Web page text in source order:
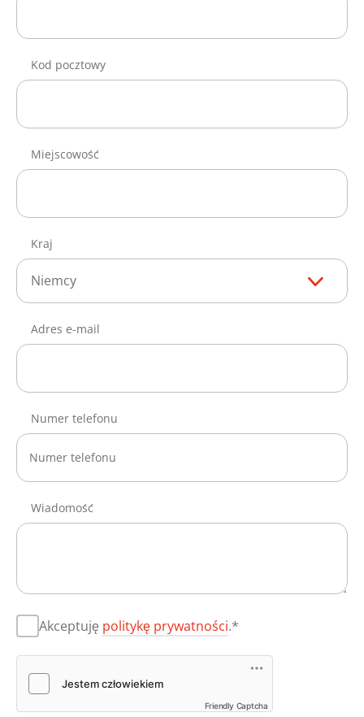
Kod pocztowy
Miejscowość
Kraj
Niemcy
Adres e-mail
Numer telefonu
Wiadomość
Akceptuję politykę prywatności.*
Friendly Captcha